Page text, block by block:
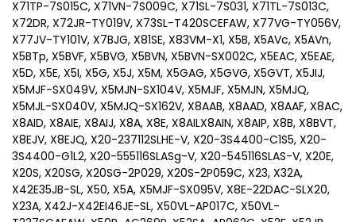
X71TP-7S015C, X71VN-7S009C, X71SL-7S031, X71TL-7S013C,
X72DR, X72JR-TY019V, X73SL-T420SCEFAW, X77VG-TY056V,
X77JV-TY101V, X7BJG, X81SE, X83VM-X1, X5B, X5AVc, X5AVn,
X5BTp, X5BVF, X5BVG, X5BVN, X5BVN-SX002C, X5EAC, X5EAE,
X5D, X5E, X5I, X5G, X5J, X5M, X5GAG, X5GVG, X5GVT, X5JIJ,
X5MJF-SX049V, X5MJN-SX104V, X5MJF, X5MJN, X5MJQ,
X5MJL-SX040V, X5MJQ-SX162V, X8AAB, X8AAD, X8AAF, X8AC,
X8AID, X8AIE, X8AIJ, X8A, X8E, X8AILX8AIN, X8AIP, X8B, X8BVT,
X8EJV, X8EJQ, X20-237112SLHE-V, X20-3S4400-C1S5, X20-
3S4400-G1L2, X20-555116SLASg-V, X20-545116SLAS-V, X20E,
X20S, X20SG, X20SG-2P029, X20S-2P059C, X23, X32A,
X42E35JB-SL, X50, X5A, X5MJF-SX095V, X8E-22DAC-SLX20,
X23A, X42J-X42EI46JE-SL, X50VL-AP017C, X50VL-